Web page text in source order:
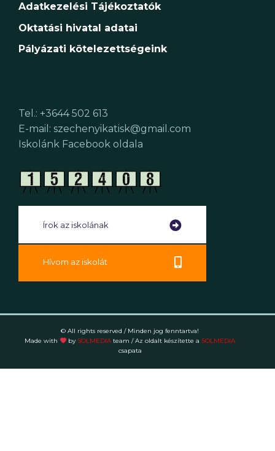
Adatkezelési Tájékoztatók
Oktatási hivatal adatai
Pályázati kötelezettségeink
Tel.: +3644 502 613
E-mail: szechenyikatisk@gmail.com
Iskolánk Facebook oldala
Írok az iskolának
Hívom az iskolát
© All rights reserved / Minden jog fenntartva!
Made with
by SOLMEDIA team / Az oldalt készítette a SOLMEDIA
csapata